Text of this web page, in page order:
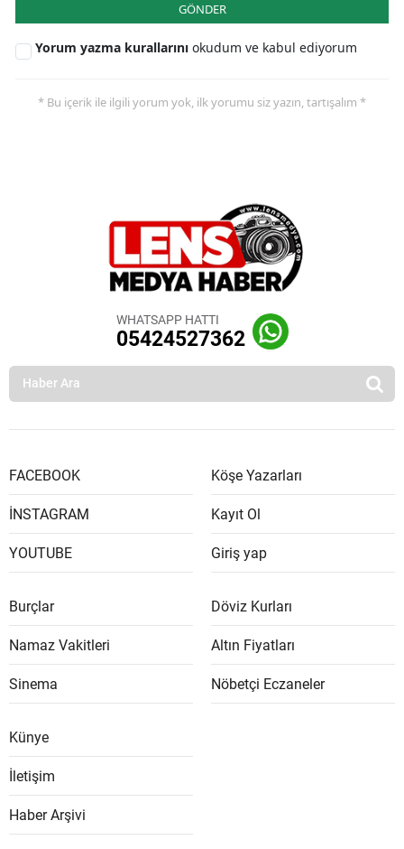
GÖNDER
Yorum yazma kurallarını okudum ve kabul ediyorum
* Bu içerik ile ilgili yorum yok, ilk yorumu siz yazın, tartışalım *
WHATSAPP HATTI
05424527362
FACEBOOK
İNSTAGRAM
YOUTUBE
Köşe Yazarları
Kayıt Ol
Giriş yap
Burçlar
Namaz Vakitleri
Sinema
Döviz Kurları
Altın Fiyatları
Nöbetçi Eczaneler
Künye
İletişim
Haber Arşivi